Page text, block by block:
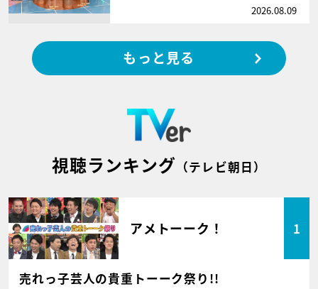
2026.08.09
もっと見る
視聴ランキング （テレビ朝日）
アメトーーク！ 1
売れっ子芸人の貴重トーーク祭り!!